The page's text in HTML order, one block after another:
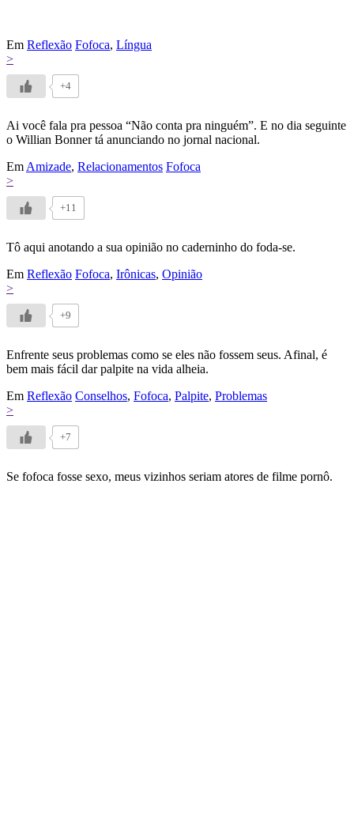
Em Reflexão Fofoca, Língua
>
+4
Ai você fala pra pessoa “Não conta pra ninguém”. E no dia seguinte
o Willian Bonner tá anunciando no jornal nacional.
Em Amizade, Relacionamentos Fofoca
>
+11
Tô aqui anotando a sua opinião no caderninho do foda-se.
Em Reflexão Fofoca, Irônicas, Opinião
>
+9
Enfrente seus problemas como se eles não fossem seus. Afinal, é
bem mais fácil dar palpite na vida alheia.
Em Reflexão Conselhos, Fofoca, Palpite, Problemas
>
+7
Se fofoca fosse sexo, meus vizinhos seriam atores de filme pornô.